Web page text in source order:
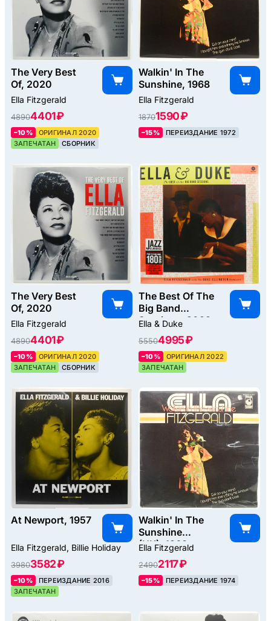
The Very Best
Of, 2020
Ella Fitzgerald
48904401 ₽
–10%
ОРИГИНАЛ 2020
ЗАПЕЧАТАН
СБОРНИК
Walkin' In The
Sunshine, 1968
Ella Fitzgerald
18701590 ₽
–15% ПЕРЕИЗДАНИЕ 1972
The Very Best
Of, 2020
Ella Fitzgerald
48904401 ₽
–10%
ОРИГИНАЛ 2020
ЗАПЕЧАТАН
СБОРНИК
The Best Of The
Big Band
Sessions, 2022
Ella & Duke
55504995 ₽
–10%
ОРИГИНАЛ 2022
ЗАПЕЧАТАН
At Newport, 1957
Ella Fitzgerald, Billie Holiday
39803582 ₽
–10%
ПЕРЕИЗДАНИЕ 2016
ЗАПЕЧАТАН
Walkin' In The
Sunshine
(UK), 1968
Ella Fitzgerald
24902117 ₽
–15% ПЕРЕИЗДАНИЕ 1974